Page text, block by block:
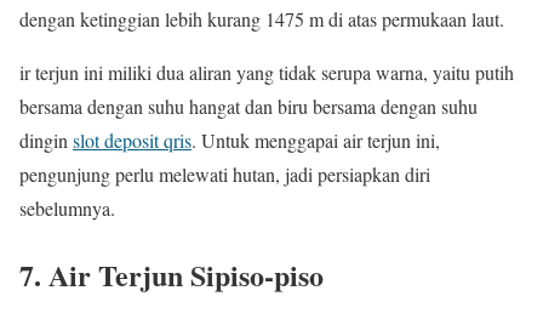
dengan ketinggian lebih kurang 1475 m di atas permukaan laut.
ir terjun ini miliki dua aliran yang tidak serupa warna, yaitu putih
bersama dengan suhu hangat dan biru bersama dengan suhu
dingin slot deposit qris. Untuk menggapai air terjun ini,
pengunjung perlu melewati hutan, jadi persiapkan diri
sebelumnya.
7. Air Terjun Sipiso-piso